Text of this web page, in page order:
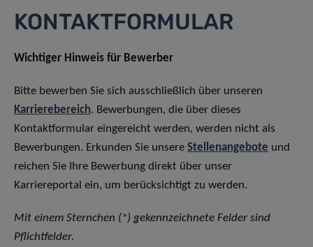
KONTAKTFORMULAR
Wichtiger Hinweis für Bewerber
Bitte bewerben Sie sich ausschließlich über unseren
Karrierebereich. Bewerbungen, die über dieses
Kontaktformular eingereicht werden, werden nicht als
Bewerbungen. Erkunden Sie unsere Stellenangebote und
reichen Sie Ihre Bewerbung direkt über unser
Karriereportal ein, um berücksichtigt zu werden.
Mit einem Sternchen (*) gekennzeichnete Felder sind
Pflichtfelder.